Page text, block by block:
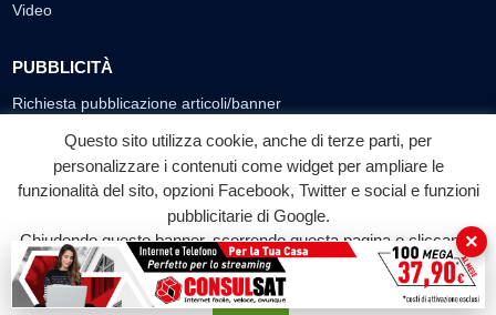
Video
PUBBLICITÀ
Richiesta pubblicazione articoli/banner
SEGUICI SUI SOCIAL
f
Facebook
◎ ▶
YouTube
© 2026 LABTV - Tutti i diritti riservati
Questo sito utilizza cookie, anche di terze parti, per
personalizzare i contenuti come widget per ampliare le
funzionalità del sito, opzioni Facebook, Twitter e social e funzioni
pubblicitarie di Google.
Chiudendo questo banner, scorrendo questa pagina o cliccando
su qualunque suo elemento acconsenti all'uso dei cookie.
Accetta
×